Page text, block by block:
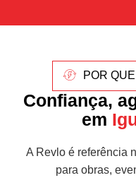
POR
Confiança,
em
A Revlo é referência
para obras,